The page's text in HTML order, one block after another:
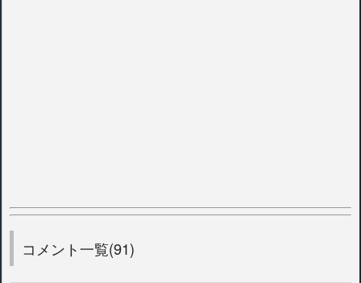
コメント一覧(91)